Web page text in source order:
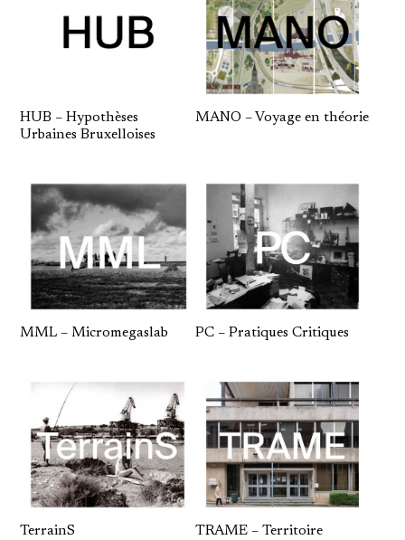
HUB – Hypothèses
Urbaines Bruxelloises
MANO – Voyage en théorie
MML – Micromegaslab PC – Pratiques Critiques
TerrainS
TRAME – Territoire